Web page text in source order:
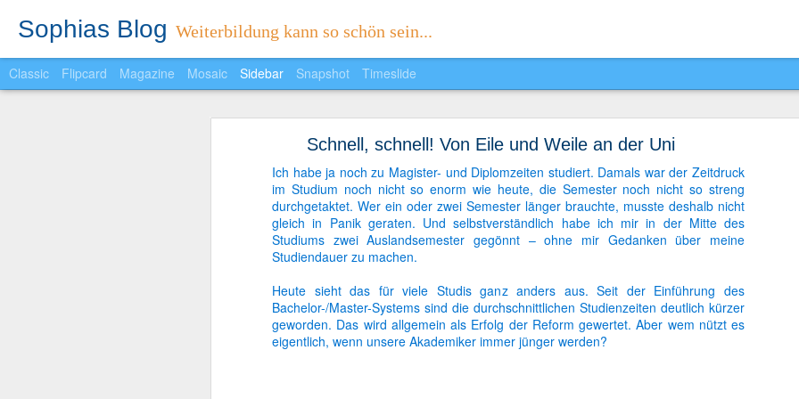
Schnell, schnell! Von Eile und Weile an der Uni
Ich habe ja noch zu Magister- und Diplomzeiten studiert. Damals war der Zeitdruck
im Studium noch nicht so enorm wie heute, die Semester noch nicht so streng
durchgetaktet. Wer ein oder zwei Semester länger brauchte, musste deshalb nicht
gleich in Panik geraten. Und selbstverständlich habe ich mir in der Mitte des
Studiums zwei Auslandsemester gegönnt – ohne mir Gedanken über meine
Studiendauer zu machen.
Heute sieht das für viele Studis ganz anders aus. Seit der Einführung des
Bachelor-/Master-Systems sind die durchschnittlichen Studienzeiten deutlich kürzer
geworden. Das wird allgemein als Erfolg der Reform gewertet. Aber wem nützt es
eigentlich, wenn unsere Akademiker immer jünger werden?
Sophias Blog Weiterbildung kann so schön sein...
Classic Flipcard Magazine Mosaic Sidebar Snapshot Timeslide
Sophias Reader
Ein neuer Monat ein neues Feature... Ich präsentiere euch voller Stolz meine eigene Zeitung: